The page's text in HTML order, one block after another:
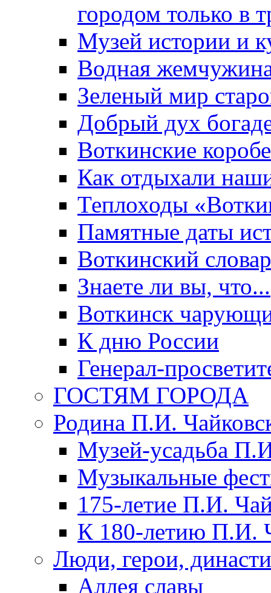
городом только в
Музей истории и
Водная
Зеленый мир
Добрый дух
Воткинские
Как отдыхали
Теплоходы
Памятные даты
Воткинский
Знаете ли вы, что...
Воткинск
К дню России
Генерал-
ГОСТЯМ ГОРОДА
Родина П.И.
Музей-усадьба
Музыкальные
175-летие П.И.
К 180-летию П.И.
Люди, герои,
Аллея славы